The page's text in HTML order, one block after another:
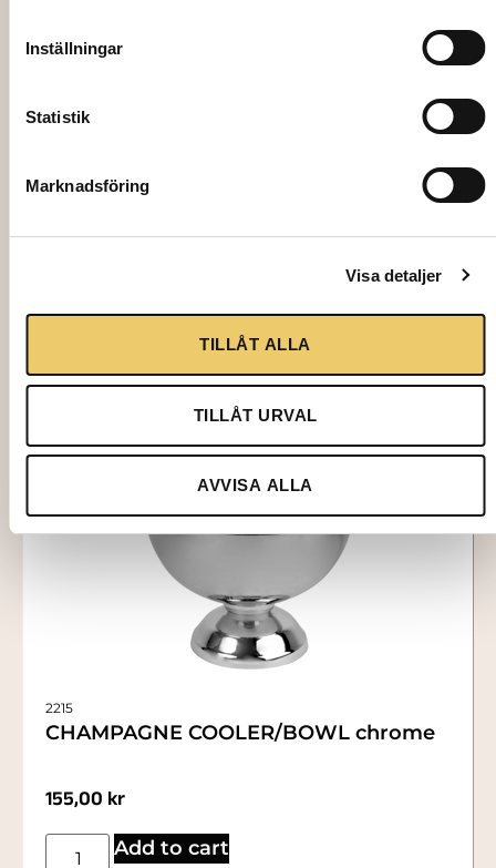
Inställningar
Statistik
Marknadsföring
Visa detaljer
TILLÅT ALLA
TILLÅT URVAL
AVVISA ALLA
WINE COOLER, Italesse, Oval Bowl 45
2215
CHAMPAGNE COOLER/BOWL chrome
155,00 kr
Add to cart